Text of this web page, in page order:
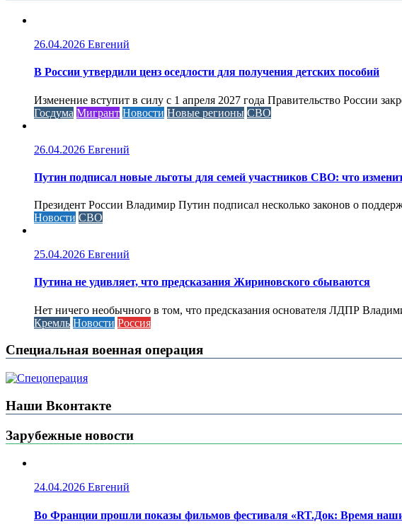
26.04.2026 Евгений
В России утвердили ценз оседлости для получения детских пособий
Изменение вступит в силу с 1 апреля 2027 года Правительство России
Госдума Мигрант Новости Новые регионы СВО
26.04.2026 Евгений
Путин подписал новые льготы для семей участников СВО: что
Президент России Владимир Путин подписал несколько законов о
Новости СВО
25.04.2026 Евгений
Путина не удивляет, что предсказания Жириновского сбываются
Нет ничего необычного в том, что предсказания основателя ЛДПР
Кремль Новости Россия
Специальная военная операция
Наши Вконтакте
Зарубежные новости
24.04.2026 Евгений
Во Франции прошли показы фильмов фестиваля «RT.Док: Время